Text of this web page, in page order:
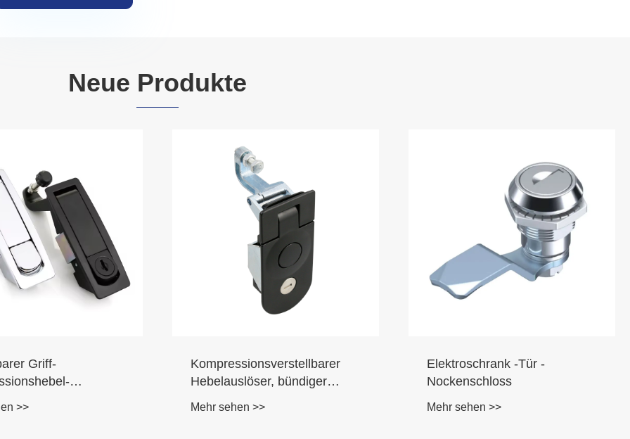
Neue Produkte
Griff-
>>
Kompressionsverstellbarer
Hebelauslöser, bündiger
Mehr sehen >>
Elektroschrank -Tür -
Nockenschloss
Mehr sehen >>